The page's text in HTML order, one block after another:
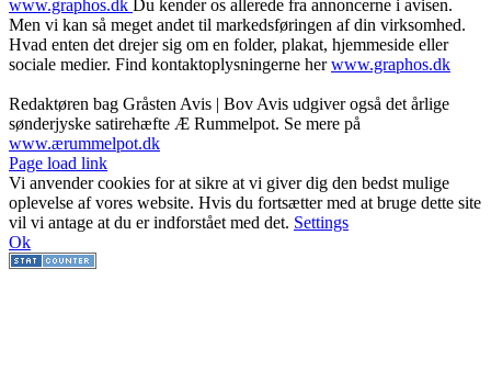
www.graphos.dk Du kender os allerede fra annoncerne i avisen.
Men vi kan så meget andet til markedsføringen af din virksomhed.
Hvad enten det drejer sig om en folder, plakat, hjemmeside eller
sociale medier. Find kontaktoplysningerne herwww.graphos.dk
Redaktøren bag Gråsten Avis | Bov Avis udgiver også det årlige
sønderjyske satirehæfte Æ Rummelpot. Se mere på
www.ærummelpot.dk
Facebook
Facebook
Facebook
Facebook
Instagram
Instagram
Instagram
LinkedIn
Page load link
Vi anvender cookies for at sikre at vi giver dig den bedst mulige
oplevelse af vores website. Hvis du fortsætter med at bruge dette site
vil vi antage at du er indforstået med det. Settings
Ok
Go